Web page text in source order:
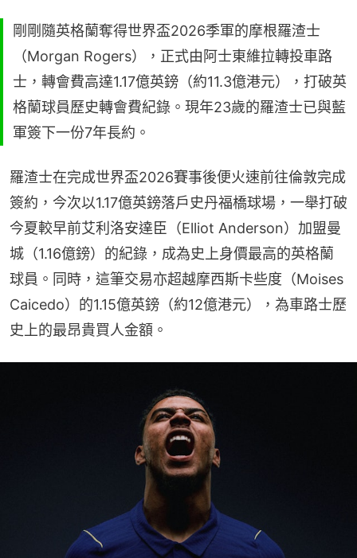
剛剛隨英格蘭奪得世界盃2026季軍的摩根羅渣士
（Morgan Rogers），正式由阿士東維拉轉投車路
士，轉會費高達1.17億英鎊（約11.3億港元），打破英
格蘭球員歷史轉會費紀錄。現年23歲的羅渣士已與藍
軍簽下一份7年長約。
羅渣士在完成世界盃2026賽事後便火速前往倫敦完成
簽約，今次以1.17億英鎊落戶史丹福橋球場，一舉打破
今夏較早前艾利洛安達臣（Elliot Anderson）加盟曼
城（1.16億鎊）的紀錄，成為史上身價最高的英格蘭
球員。同時，這筆交易亦超越摩西斯卡些度（Moises
Caicedo）的1.15億英鎊（約12億港元），為車路士歷
史上的最昂貴買人金額。